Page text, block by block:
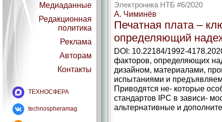
Медиаданные
Редакционная
политика
Реклама
Авторам
Контакты
ТЕХНОСФЕРА
technospheramag
Электроника НТБ #6/2020
А. Чиминёв
Печатная плата –
определяющий
DOI: 10.22184/1992-
факторов, определяющих
дизайном, материалами,
испытаниями и
Приводятся не‑ которые
стандартов IPC в зависи‑
альтернативные и